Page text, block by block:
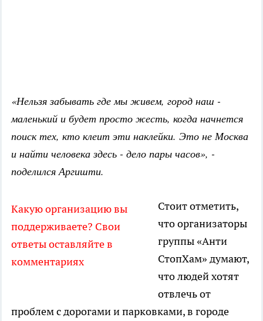
«Нельзя забывать где мы живем, город наш -
маленький и будет просто жесть, когда начнется
поиск тех, кто клеит эти наклейки. Это не Москва
и найти человека здесь - дело пары часов», -
поделился Аргишти.
Какую организацию вы
поддерживаете? Свои
ответы оставляйте в
комментариях
Стоит отметить,
что организаторы
группы «Анти
СтопХам» думают,
что людей хотят
отвлечь от
проблем с дорогами и парковками, в городе